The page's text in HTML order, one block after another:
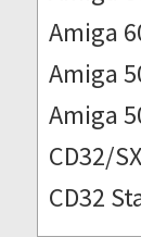
Amiga
Amiga
Amiga
CD32/
CD32